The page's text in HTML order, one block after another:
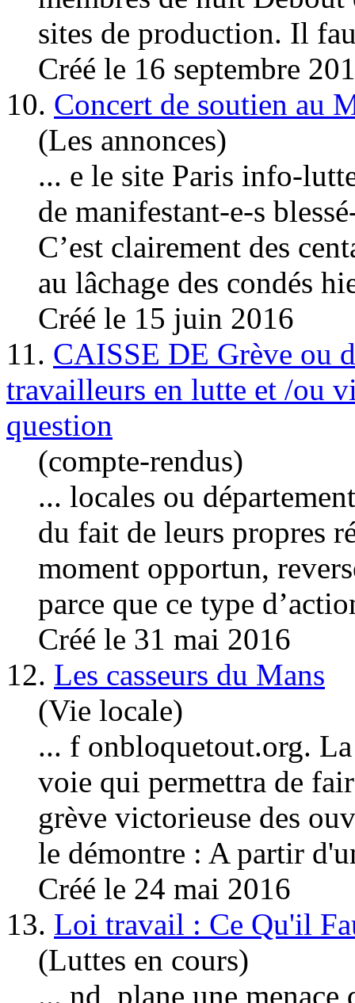
sites de production. Il
Créé le 16 septembre
10. Concert de soutien au
(Les annonces)
... e le site Paris info-
de manifestant-e-s
C’est clairement des
au lâchage des condés
Créé le 15 juin 2016
11. CAISSE DE Grève ou
travailleurs en lutte et /ou
question
(compte-rendus)
... locales ou
du fait de leurs propres
moment opportun,
parce que ce type
Créé le 31 mai 2016
12. Les casseurs du Mans
(Vie locale)
... f onbloquetout.org.
voie qui permettra de
grève victorieuse des
le démontre : A partir
Créé le 24 mai 2016
13. Loi travail : Ce Qu'il
(Luttes en cours)
... nd, plane une